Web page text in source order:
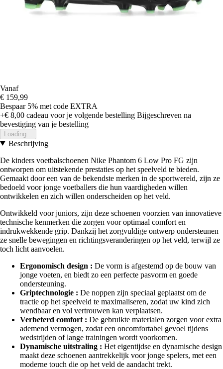
Vanaf
€ 159,99
Bespaar 5% met code EXTRA
+€ 8,00 cadeau voor je volgende bestelling Bijgeschreven na
bevestiging van je bestelling
Loading...
Beschrijving
De kinders voetbalschoenen Nike Phantom 6 Low Pro FG zijn
ontworpen om uitstekende prestaties op het speelveld te bieden.
Gemaakt door een van de bekendste merken in de sportwereld, zijn ze
bedoeld voor jonge voetballers die hun vaardigheden willen
ontwikkelen en zich willen onderscheiden op het veld.
Ontwikkeld voor juniors, zijn deze schoenen voorzien van innovatieve
technische kenmerken die zorgen voor optimaal comfort en
indrukwekkende grip. Dankzij het zorgvuldige ontwerp ondersteunen
ze snelle bewegingen en richtingsveranderingen op het veld, terwijl ze
toch licht aanvoelen.
Ergonomisch design : De vorm is afgestemd op de bouw van
jonge voeten, en biedt zo een perfecte pasvorm en goede
ondersteuning.
Griptechnologie : De noppen zijn speciaal geplaatst om de
tractie op het speelveld te maximaliseren, zodat uw kind zich
wendbaar en vol vertrouwen kan verplaatsen.
Verbeterd comfort : De gebruikte materialen zorgen voor extra
ademend vermogen, zodat een oncomfortabel gevoel tijdens
wedstrijden of lange trainingen wordt voorkomen.
Dynamische uitstraling : Het eigentijdse en dynamische design
maakt deze schoenen aantrekkelijk voor jonge spelers, met een
moderne touch die op het veld de aandacht trekt.